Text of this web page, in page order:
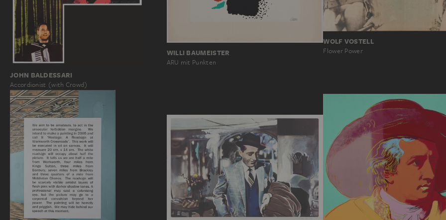
JOHN BALDESSARI
Accordionist (with Crowd)
WILLI BAUMEISTER
ARU mit Punkten
WOLF VOSTELL
Flower Power